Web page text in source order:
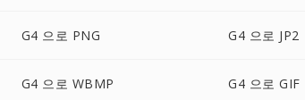
G4 으로 PNG G4 으로 JP2
G4 으로 WBMP G4 으로 GIF